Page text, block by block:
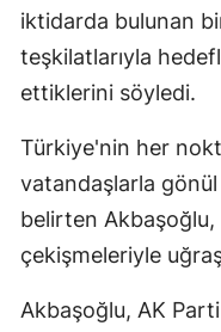
iktidarda bulunan
teşkilatlarıyla
ettiklerini söyledi.
Türkiye'nin her
vatandaşlarla
belirten
çekişmeleriyle
Akbaşoğlu, AK